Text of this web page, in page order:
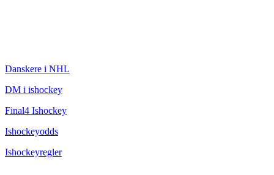
Danskere i NHL
DM i ishockey
Final4 Ishockey
Ishockeyodds
Ishockeyregler